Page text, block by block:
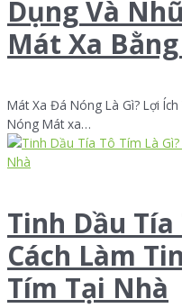
Dụng Và
Mát Xa
Mát Xa Đá Nóng Là Gì? Lợi
Nóng Mát xa…
Tinh Dầu Tía
Cách Làm
Tím Tại Nhà